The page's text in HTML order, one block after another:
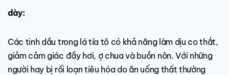
dày:
Các tinh dầu trong lá tía tô có khả năng làm dịu co thắt,
giảm cảm giác đầy hơi, ợ chua và buồn nôn. Với những
người hay bị rối loạn tiêu hóa do ăn uống thất thường